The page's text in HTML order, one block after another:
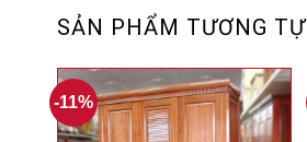
SẢN PHẨM TƯƠNG TỰ
-11%